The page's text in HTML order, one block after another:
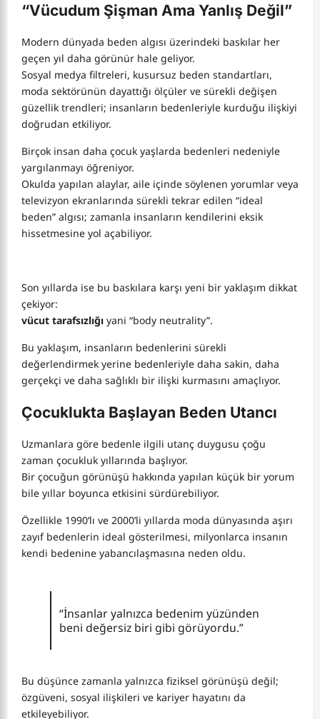
“Vücudum Şişman Ama Yanlış Değil”
Modern dünyada beden algısı üzerindeki baskılar her
geçen yıl daha görünür hale geliyor.
Sosyal medya filtreleri, kusursuz beden standartları,
moda sektörünün dayattığı ölçüler ve sürekli değişen
güzellik trendleri; insanların bedenleriyle kurduğu ilişkiyi
doğrudan etkiliyor.
Birçok insan daha çocuk yaşlarda bedenleri nedeniyle
yargılanmayı öğreniyor.
Okulda yapılan alaylar, aile içinde söylenen yorumlar veya
televizyon ekranlarında sürekli tekrar edilen “ideal
beden” algısı; zamanla insanların kendilerini eksik
hissetmesine yol açabiliyor.
Son yıllarda ise bu baskılara karşı yeni bir yaklaşım dikkat
çekiyor:
vücut tarafsızlığı yani “body neutrality”.
Bu yaklaşım, insanların bedenlerini sürekli
değerlendirmek yerine bedenleriyle daha sakin, daha
gerçekçi ve daha sağlıklı bir ilişki kurmasını amaçlıyor.
Çocuklukta Başlayan Beden Utancı
Uzmanlara göre bedenle ilgili utanç duygusu çoğu
zaman çocukluk yıllarında başlıyor.
Bir çocuğun görünüşü hakkında yapılan küçük bir yorum
bile yıllar boyunca etkisini sürdürebiliyor.
Özellikle 1990’lı ve 2000’li yıllarda moda dünyasında aşırı
zayıf bedenlerin ideal gösterilmesi, milyonlarca insanın
kendi bedenine yabancılaşmasına neden oldu.
“İnsanlar yalnızca bedenim yüzünden
beni değersiz biri gibi görüyordu.”
Bu düşünce zamanla yalnızca fiziksel görünüşü değil;
özgüveni, sosyal ilişkileri ve kariyer hayatını da
etkileyebiliyor.